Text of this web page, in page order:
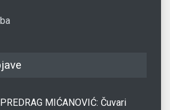
PREDRAG MIĆANOVIĆ: Čuvari